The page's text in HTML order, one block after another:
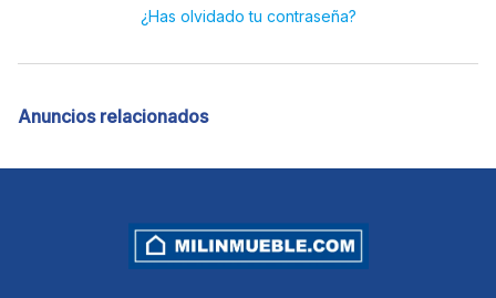
¿Has olvidado tu contraseña?
Anuncios relacionados